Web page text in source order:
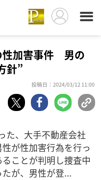
性加害事件 男の
針”
投稿日：2024/03/12 11:00
た、大手不動産会社
性が性加害行為を行っ
ことが判明し捜査中
が、男性が登...